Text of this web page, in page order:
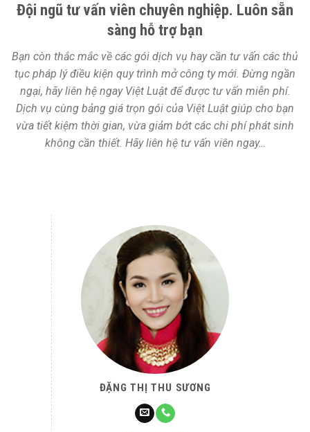
Đội ngũ tư vấn viên chuyên nghiệp. Luôn sẵn
sàng hỗ trợ bạn
Bạn còn thắc mắc về các gói dịch vụ hay cần tư vấn các thủ
tục pháp lý điều kiện quy trình mở công ty mới. Đừng ngần
ngại, hãy liên hệ ngay Việt Luật để được tư vấn miễn phí.
Dịch vụ cùng bảng giá trọn gói của Việt Luật giúp cho bạn
vừa tiết kiệm thời gian, vừa giảm bớt các chi phí phát sinh
không cần thiết. Hãy liên hệ tư vấn viên ngay…
ĐẶNG THỊ THU SƯƠNG